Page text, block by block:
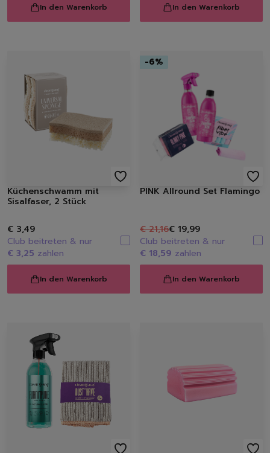
In den Warenkorb In den Warenkorb
Küchenschwamm mit
Sisalfaser, 2 Stück
€ 3,49
Club beitreten & nur
€ 3,25 zahlen
In den Warenkorb
-6%
PINK Allround Set Flamingo
€ 21,16€ 19,99
Club beitreten & nur
€ 18,59 zahlen
In den Warenkorb